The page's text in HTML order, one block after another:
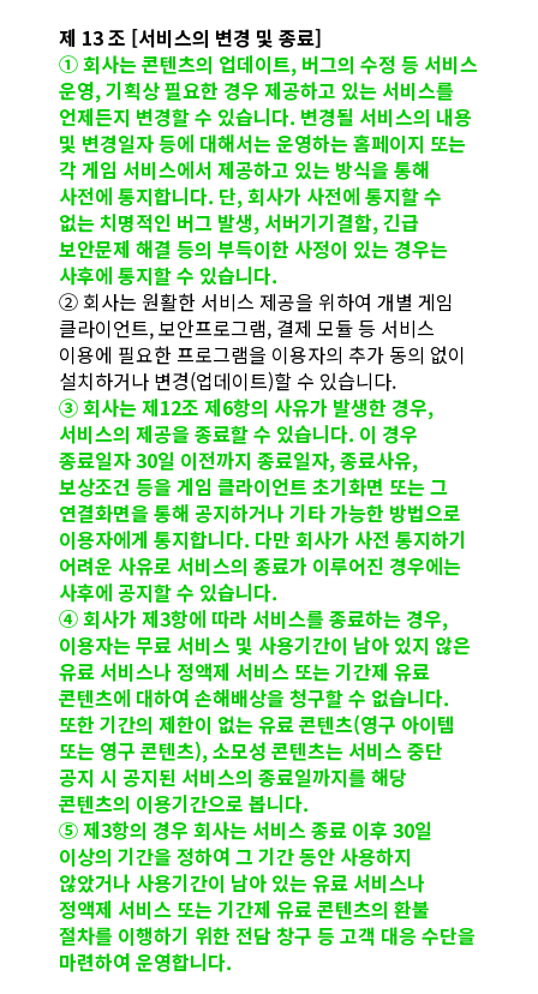
제 13 조 [서비스의 변경 및 종료]
① 회사는 콘텐츠의 업데이트, 버그의 수정 등 서비스
운영, 기획상 필요한 경우 제공하고 있는 서비스를
언제든지 변경할 수 있습니다. 변경될 서비스의 내용
및 변경일자 등에 대해서는 운영하는 홈페이지 또는
각 게임 서비스에서 제공하고 있는 방식을 통해
사전에 통지합니다. 단, 회사가 사전에 통지할 수
없는 치명적인 버그 발생, 서버기기결함, 긴급
보안문제 해결 등의 부득이한 사정이 있는 경우는
사후에 통지할 수 있습니다.
② 회사는 원활한 서비스 제공을 위하여 개별 게임
클라이언트, 보안프로그램, 결제 모듈 등 서비스
이용에 필요한 프로그램을 이용자의 추가 동의 없이
설치하거나 변경(업데이트)할 수 있습니다.
③ 회사는 제12조 제6항의 사유가 발생한 경우,
서비스의 제공을 종료할 수 있습니다. 이 경우
종료일자 30일 이전까지 종료일자, 종료사유,
보상조건 등을 게임 클라이언트 초기화면 또는 그
연결화면을 통해 공지하거나 기타 가능한 방법으로
이용자에게 통지합니다. 다만 회사가 사전 통지하기
어려운 사유로 서비스의 종료가 이루어진 경우에는
사후에 공지할 수 있습니다.
④ 회사가 제3항에 따라 서비스를 종료하는 경우,
이용자는 무료 서비스 및 사용기간이 남아 있지 않은
유료 서비스나 정액제 서비스 또는 기간제 유료
콘텐츠에 대하여 손해배상을 청구할 수 없습니다.
또한 기간의 제한이 없는 유료 콘텐츠(영구 아이템
또는 영구 콘텐츠), 소모성 콘텐츠는 서비스 중단
공지 시 공지된 서비스의 종료일까지를 해당
콘텐츠의 이용기간으로 봅니다.
⑤ 제3항의 경우 회사는 서비스 종료 이후 30일
이상의 기간을 정하여 그 기간 동안 사용하지
않았거나 사용기간이 남아 있는 유료 서비스나
정액제 서비스 또는 기간제 유료 콘텐츠의 환불
절차를 이행하기 위한 전담 창구 등 고객 대응 수단을
마련하여 운영합니다.